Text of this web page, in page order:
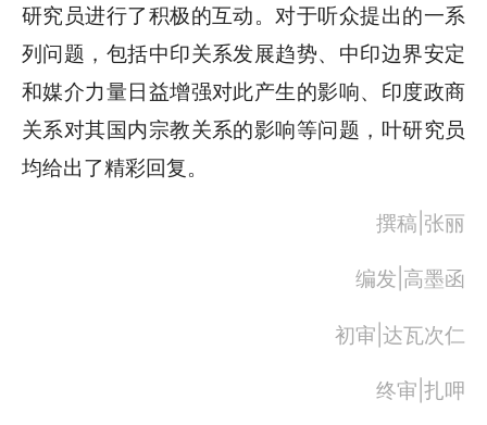
研究员进行了积极的互动。对于听众提出的一系
列问题，包括中印关系发展趋势、中印边界安定
和媒介力量日益增强对此产生的影响、印度政商
关系对其国内宗教关系的影响等问题，叶研究员
均给出了精彩回复。
撰稿|张丽
编发|高墨函
初审|达瓦次仁
终审|扎呷